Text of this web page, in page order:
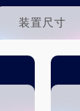
装置尺寸